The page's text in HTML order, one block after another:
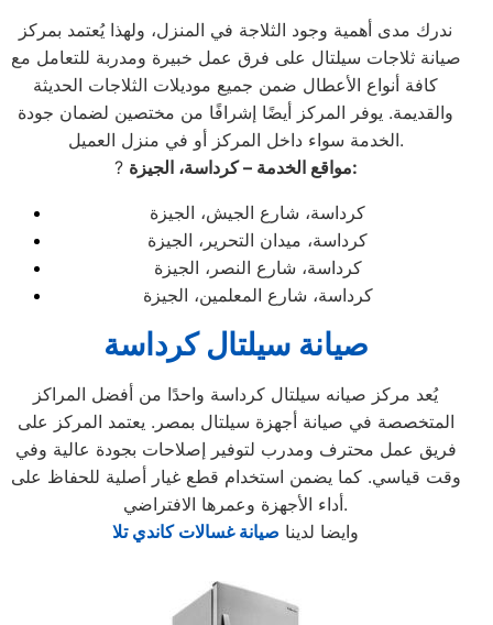
ندرك مدى أهمية وجود الثلاجة في المنزل، ولهذا يُعتمد بمركز
صيانة ثلاجات سيلتال على فرق عمل خبيرة ومدربة للتعامل مع
كافة أنواع الأعطال ضمن جميع موديلات الثلاجات الحديثة
والقديمة. يوفر المركز أيضًا إشرافًا من مختصين لضمان جودة
الخدمة سواء داخل المركز أو في منزل العميل.
?
مواقع الخدمة – كرداسة، الجيزة:
كرداسة، شارع الجيش، الجيزة
كرداسة، ميدان التحرير، الجيزة
كرداسة، شارع النصر، الجيزة
كرداسة، شارع المعلمين، الجيزة
صيانة سيلتال كرداسة
يُعد مركز صيانه سيلتال كرداسة واحدًا من أفضل المراكز
المتخصصة في صيانة أجهزة سيلتال بمصر. يعتمد المركز على
فريق عمل محترف ومدرب لتوفير إصلاحات بجودة عالية وفي
وقت قياسي. كما يضمن استخدام قطع غيار أصلية للحفاظ على
أداء الأجهزة وعمرها الافتراضي.
وايضا لدينا صيانة غسالات كاندي تلا